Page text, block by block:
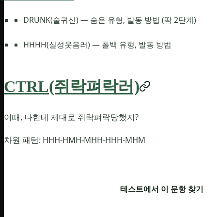
DRUNK(술귀신) — 숨은 유형, 발동 방법 (딱 2단계)
HHHH(실성웃음러) — 폴백 유형, 발동 방법
CTRL(쥐락펴락러)
어때, 나한테 제대로 쥐락펴락당했지?
차원 패턴: HHH-HMH-MHH-HHH-MHM
테스트에서 이 문항 찾기